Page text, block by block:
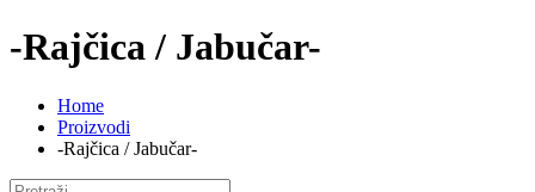
-Rajčica / Jabučar-
Home
Proizvodi
-Rajčica / Jabučar-